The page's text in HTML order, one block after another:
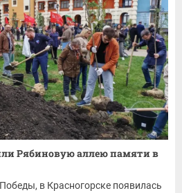
Рябиновую аллею памяти в
в Красногорске появилась